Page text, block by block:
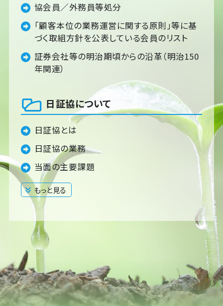
協会員／外務員等処分
「顧客本位の業務運営に関する原則」等に基
づく取組方針を公表している会員のリスト
証券会社等の明治期頃からの沿革（明治150
年関連）
日証協について
日証協とは
日証協の業務
当面の主要課題
もっと見る
閉じる